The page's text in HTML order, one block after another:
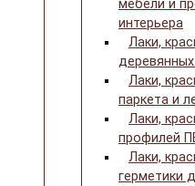
мебели и
интерьера
Лаки,
Лаки,
паркета и
Лаки,
профилей
Лаки,
герметики